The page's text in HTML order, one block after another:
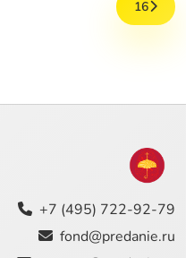
16
+7 (495) 722-92-79
fond@predanie.ru